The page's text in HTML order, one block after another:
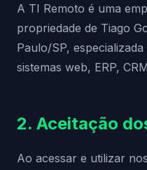
A TI Remoto é uma
propriedade de Tiago
Paulo/SP,
sistemas web, ERP,
2. Aceitação
Ao acessar e utilizar